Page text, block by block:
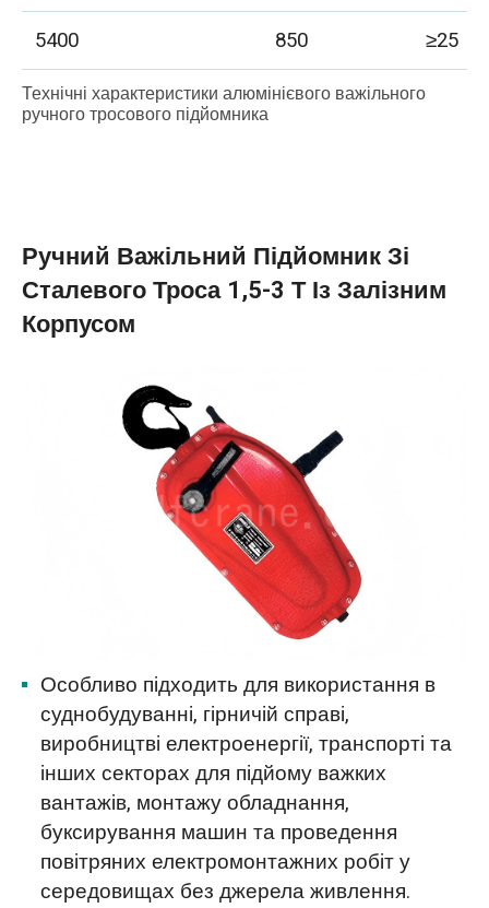
5400
850 ≥25
Технічні характеристики алюмінієвого важільного
ручного тросового підйомника
Ручний Важільний Підйомник Зі
Сталевого Троса 1,5-3 Т Із Залізним
Корпусом
Особливо підходить для використання в
суднобудуванні, гірничій справі,
виробництві електроенергії, транспорті та
інших секторах для підйому важких
вантажів, монтажу обладнання,
буксирування машин та проведення
повітряних електромонтажних робіт у
середовищах без джерела живлення.